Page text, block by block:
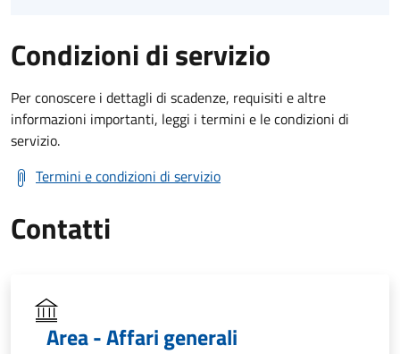
Condizioni di servizio
Per conoscere i dettagli di scadenze, requisiti e altre
informazioni importanti, leggi i termini e le condizioni di
servizio.
Termini e condizioni di servizio
Contatti
Area - Affari generali